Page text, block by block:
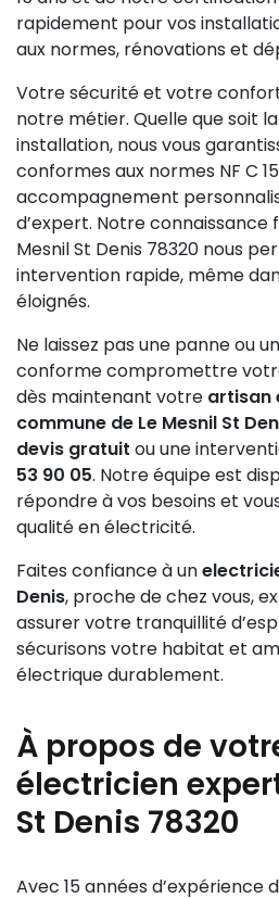
rapidement pour vos
aux normes, rénovations et
Votre sécurité et votre
notre métier. Quelle que soit
installation, nous vous
conformes aux normes NF C
accompagnement
d’expert. Notre connaissance
Mesnil St Denis 78320 nous
intervention rapide, même
éloignés.
Ne laissez pas une panne ou
conforme compromettre
dès maintenant votre artisan
commune de Le Mesnil St
devis gratuit ou une
53 90 05. Notre équipe est
répondre à vos besoins et
qualité en électricité.
Faites confiance à un
Denis, proche de chez vous,
assurer votre tranquillité
sécurisons votre habitat et
électrique durablement.
À propos de
électricien
St Denis 78320
Avec 15 années d’expérience